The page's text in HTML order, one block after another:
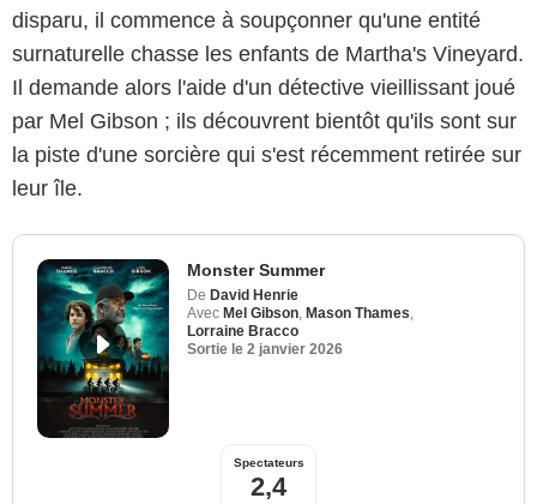
disparu, il commence à soupçonner qu'une entité
surnaturelle chasse les enfants de Martha's Vineyard.
Il demande alors l'aide d'un détective vieillissant joué
par Mel Gibson ; ils découvrent bientôt qu'ils sont sur
la piste d'une sorcière qui s'est récemment retirée sur
leur île.
Monster Summer
De David Henrie
Avec Mel Gibson Mason Thames
Lorraine Bracco
Sortie le 2 janvier 2026
Spectateurs
2,4